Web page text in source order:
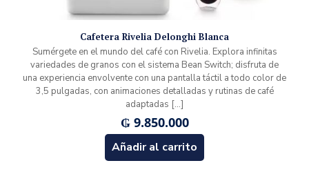
Cafetera Rivelia Delonghi Blanca
Sumérgete en el mundo del café con Rivelia. Explora infinitas
variedades de granos con el sistema Bean Switch; disfruta de
una experiencia envolvente con una pantalla táctil a todo color de
3,5 pulgadas, con animaciones detalladas y rutinas de café
adaptadas […]
₲9.850.000
Añadir al carrito